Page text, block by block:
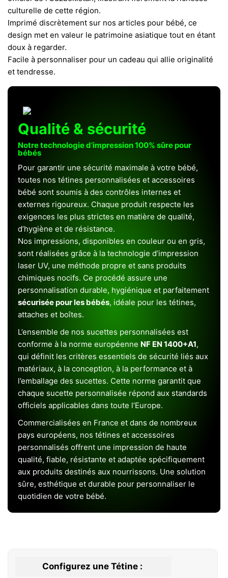
culturelle de cette région.
Imprimé discrètement sur nos articles pour bébé, ce
design met en valeur le patrimoine asiatique tout en étant
doux à regarder.
Facile à personnaliser pour un cadeau qui allie originalité
et tendresse.
Qualité & sécurité
Notre technologie d’impression 100% sûre pour
bébés
Pour garantir une sécurité maximale à votre bébé,
toutes nos tétines personnalisées et accessoires
bébé sont soumis à des contrôles internes et
externes rigoureux. Chaque produit respecte les
exigences les plus strictes en matière de qualité,
d’hygiène et de résistance.
Nos impressions, disponibles en couleur ou en gris,
sont réalisées grâce à la technologie d’impression
laser UV, une méthode propre et sans produits
chimiques nocifs. Ce procédé assure une
personnalisation durable, hygiénique et parfaitement
sécurisée pour les bébés, idéale pour les tétines,
attaches et boîtes.
L’ensemble de nos sucettes personnalisées est
conforme à la norme européenne NF EN 1400+A1,
qui définit les critères essentiels de sécurité liés aux
matériaux, à la conception, à la performance et à
l’emballage des sucettes. Cette norme garantit que
chaque sucette personnalisée répond aux standards
officiels applicables dans toute l’Europe.
Commercialisées en France et dans de nombreux
pays européens, nos tétines et accessoires
personnalisés offrent une impression de haute
qualité, fiable, résistante et adaptée spécifiquement
aux produits destinés aux nourrissons. Une solution
sûre, esthétique et durable pour personnaliser le
quotidien de votre bébé.
Configurez une Tétine :